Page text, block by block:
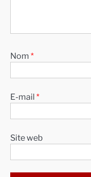
Nom *
E-mail *
Site web